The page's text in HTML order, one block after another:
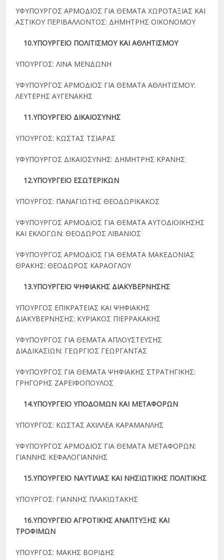
ΥΦΥΠΟΥΡΓΟΣ ΑΡΜΟΔΙΟΣ ΓΙΑ ΘΕΜΑΤΑ ΧΩΡΟΤΑΞΙΑΣ ΚΑΙ
ΑΣΤΙΚΟΥ ΠΕΡΙΒΑΛΛΟΝΤΟΣ: ΔΗΜΗΤΡΗΣ ΟΙΚΟΝΟΜΟΥ
10.ΥΠΟΥΡΓΕΙΟ ΠΟΛΙΤΙΣΜΟΥ ΚΑΙ ΑΘΛΗΤΙΣΜΟΥ
ΥΠΟΥΡΓΟΣ: ΛΙΝΑ ΜΕΝΔΩΝΗ
ΥΦΥΠΟΥΡΓΟΣ ΑΡΜΟΔΙΟΣ ΓΙΑ ΘΕΜΑΤΑ ΑΘΛΗΤΙΣΜΟΥ:
ΛΕΥΤΕΡΗΣ ΑΥΓΕΝΑΚΗΣ
11.ΥΠΟΥΡΓΕΙΟ ΔΙΚΑΙΟΣΥΝΗΣ
ΥΠΟΥΡΓΟΣ: ΚΩΣΤΑΣ ΤΣΙΑΡΑΣ
ΥΦΥΠΟΥΡΓΟΣ ΔΙΚΑΙΟΣΥΝΗΣ: ΔΗΜΗΤΡΗΣ ΚΡΑΝΗΣ
12.ΥΠΟΥΡΓΕΙΟ ΕΣΩΤΕΡΙΚΩΝ
ΥΠΟΥΡΓΟΣ: ΠΑΝΑΓΙΩΤΗΣ ΘΕΟΔΩΡΙΚΑΚΟΣ
ΥΦΥΠΟΥΡΓΟΣ ΑΡΜΟΔΙΟΣ ΓΙΑ ΘΕΜΑΤΑ ΑΥΤΟΔΙΟΙΚΗΣΗΣ
ΚΑΙ ΕΚΛΟΓΩΝ: ΘΕΟΔΩΡΟΣ ΛΙΒΑΝΙΟΣ
ΥΦΥΠΟΥΡΓΟΣ ΑΡΜΟΔΙΟΣ ΓΙΑ ΘΕΜΑΤΑ ΜΑΚΕΔΟΝΙΑΣ
ΘΡΑΚΗΣ: ΘΕΟΔΩΡΟΣ ΚΑΡΑΟΓΛΟΥ
13.ΥΠΟΥΡΓΕΙΟ ΨΗΦΙΑΚΗΣ ΔΙΑΚΥΒΕΡΝΗΣΗΣ
ΥΠΟΥΡΓΟΣ ΕΠΙΚΡΑΤΕΙΑΣ ΚΑΙ ΨΗΦΙΑΚΗΣ
ΔΙΑΚΥΒΕΡΝΗΣΗΣ: ΚΥΡΙΑΚΟΣ ΠΙΕΡΡΑΚΑΚΗΣ
ΥΦΥΠΟΥΡΓΟΣ ΓΙΑ ΘΕΜΑΤΑ ΑΠΛΟΥΣΤΕΥΣΗΣ
ΔΙΑΔΙΚΑΣΙΩΝ: ΓΕΩΡΓΙΟΣ ΓΕΩΡΓΑΝΤΑΣ
ΥΦΥΠΟΥΡΓΟΣ ΓΙΑ ΘΕΜΑΤΑ ΨΗΦΙΑΚΗΣ ΣΤΡΑΤΗΓΙΚΗΣ:
ΓΡΗΓΟΡΗΣ ΖΑΡΕΙΦΟΠΟΥΛΟΣ
14.ΥΠΟΥΡΓΕΙΟ ΥΠΟΔΟΜΩΝ ΚΑΙ ΜΕΤΑΦΟΡΩΝ
ΥΠΟΥΡΓΟΣ: ΚΩΣΤΑΣ ΑΧΙΛΛΕΑ ΚΑΡΑΜΑΝΛΗΣ
ΥΦΥΠΟΥΡΓΟΣ ΑΡΜΟΔΙΟΣ ΓΙΑ ΘΕΜΑΤΑ ΜΕΤΑΦΟΡΩΝ:
ΓΙΑΝΝΗΣ ΚΕΦΑΛΟΓΙΑΝΝΗΣ
15.ΥΠΟΥΡΓΕΙΟ ΝΑΥΤΙΛΙΑΣ ΚΑΙ ΝΗΣΙΩΤΙΚΗΣ ΠΟΛΙΤΙΚΗΣ
ΥΠΟΥΡΓΟΣ: ΓΙΑΝΝΗΣ ΠΛΑΚΙΩΤΑΚΗΣ
16.ΥΠΟΥΡΓΕΙΟ ΑΓΡΟΤΙΚΗΣ ΑΝΑΠΤΥΞΗΣ ΚΑΙ
ΤΡΟΦΙΜΩΝ
ΥΠΟΥΡΓΟΣ: ΜΑΚΗΣ ΒΟΡΙΔΗΣ